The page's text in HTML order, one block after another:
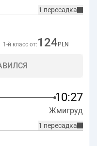
1 пересадка
1-й класс от: 124 PLN
10:27
Жмигруд
1 пересадка